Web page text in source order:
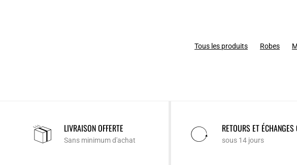
Tous les produits Robes
LIVRAISON OFFERTE
Sans minimum d'achat
RETOURS ET ÉCHANGES
sous 14 jours